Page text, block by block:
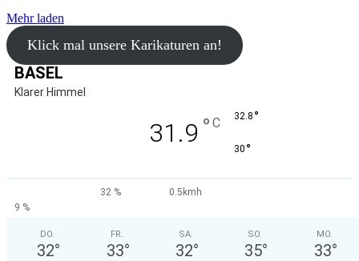
Mehr laden
Klick mal unsere Karikaturen an!
BASEL
Klarer Himmel
31.9 ° C 32.8 °
30 °
32 %
0.5kmh
9 %
DO.
32°
FR.
33°
SA.
32°
SO.
35°
MO.
33°